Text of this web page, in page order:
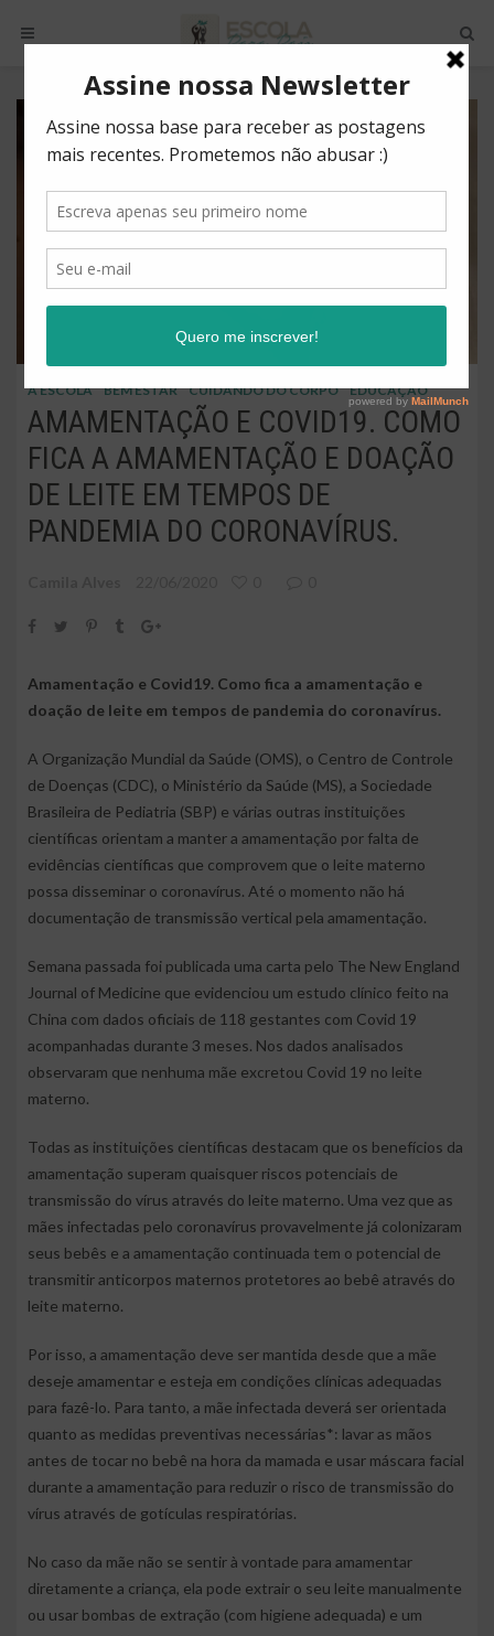
A ESCOLA BEM ESTAR CUIDANDO DO CORPO EDUCAÇÃO
AMAMENTAÇÃO E COVID19. COMO
FICA A AMAMENTAÇÃO E DOAÇÃO
DE LEITE EM TEMPOS DE
PANDEMIA DO CORONAVÍRUS.
Amamentação e Covid19. Como fica a amamentação e
doação de leite em tempos de pandemia do coronavírus.
A Organização Mundial da Saúde (OMS), o Centro de Controle
de Doenças (CDC), o Ministério da Saúde (MS), a Sociedade
Brasileira de Pediatria (SBP) e várias outras instituições
científicas orientam a manter a amamentação por falta de
evidências científicas que comprovem que o leite materno
possa disseminar o coronavírus. Até o momento não há
documentação de transmissão vertical pela amamentação.
Semana passada foi publicada uma carta pelo The New England
Journal of Medicine que evidenciou um estudo clínico feito na
China com dados oficiais de 118 gestantes com Covid 19
acompanhadas durante 3 meses. Nos dados analisados
observaram que nenhuma mãe excretou Covid 19 no leite
materno.
Todas as instituições científicas destacam que os benefícios da
amamentação superam quaisquer riscos potenciais de
transmissão do vírus através do leite materno. Uma vez que as
mães infectadas pelo coronavírus provavelmente já colonizaram
seus bebês e a amamentação continuada tem o potencial de
transmitir anticorpos maternos protetores ao bebê através do
leite materno.
Por isso, a amamentação deve ser mantida desde que a mãe
deseje amamentar e esteja em condições clínicas adequadas
para fazê-lo. Para tanto, a mãe infectada deverá ser orientada
quanto as medidas preventivas necessárias*: lavar as mãos
antes de tocar no bebê na hora da mamada e usar máscara facial
durante a amamentação para reduzir o risco de transmissão do
vírus através de gotículas respiratórias.
No caso da mãe não se sentir à vontade para amamentar
diretamente a criança, ela pode extrair o seu leite manualmente
ou usar bombas de extração (com higiene adequada) e um